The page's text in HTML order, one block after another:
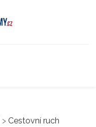
> Cestovní ruch